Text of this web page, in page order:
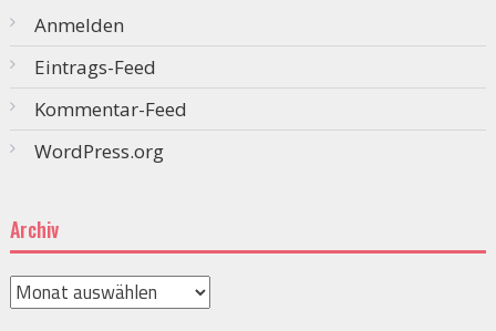
Anmelden
Eintrags-Feed
Kommentar-Feed
WordPress.org
Archiv
Archiv